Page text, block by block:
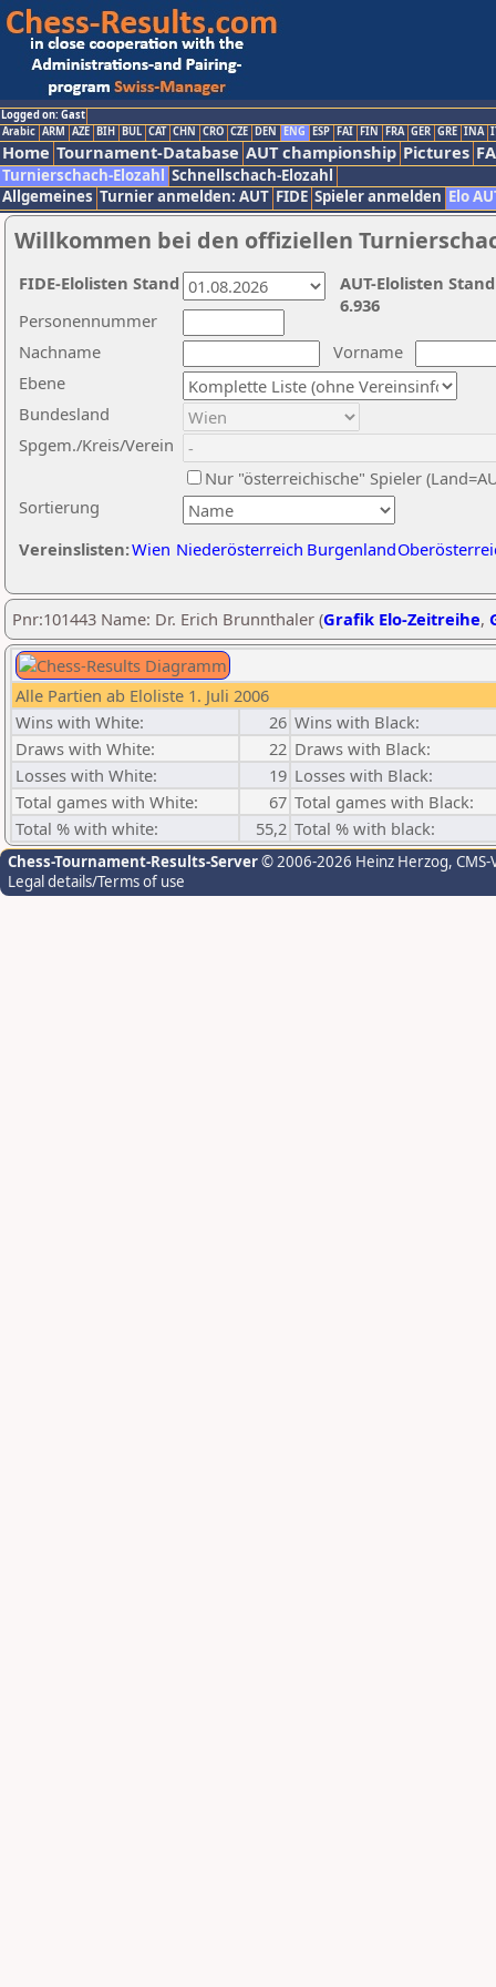
Logged on: Gast
Arabic ARM AZE BIH BUL CAT CHN CRO CZE DEN ENG ESP FAI FIN FRA GER GRE INA
Home Tournament-Database AUT championship Pictures
Turnierschach-Elozahl Schnellschach-Elozahl
Allgemeines Turnier anmelden: AUT FIDE Spieler anmelden Elo
Willkommen bei den offiziellen
Nachname
Vorname
Ebene
Sortierung
Personennummer
Bundesland
Spgem./Kreis/Verein
Nur "österreichische" Spieler
Vereinslisten:Wien Niederösterreich Burgenland
AUT-Elolisten
6.936
FIDE-Elolisten Stand
Pnr:101443 Name: Dr. Erich Brunnthaler (Grafik Elo-Zeitreihe,
Alle Partien ab Eloliste 1. Juli 2006
Wins with White:
26 Wins with Black:
Draws with White:
22 Draws with Black:
Losses with White:
19 Losses with Black:
Total games with White:
67 Total games with Black:
Total % with white:
55,2 Total % with black:
Chess-Tournament-Results-Server© 2006-2026 Heinz Herzog,
Legal details/Terms of use